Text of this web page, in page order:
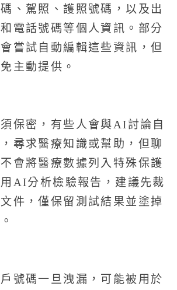
、駕照、護照號碼，以及出
電話號碼等個人資訊。部分
嘗試自動編輯這些資訊，但
主動提供。
保密，有些人會與AI討論自
尋求醫療知識或幫助，但聊
會將醫療數據列入特殊保護
AI分析檢驗報告，建議先裁
件，僅保留測試結果並塗掉
號碼一旦洩漏，可能被用於